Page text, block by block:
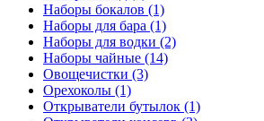
Наборы бокалов (1)
Наборы для бара (1)
Наборы для водки (2)
Наборы чайные (14)
Овощечистки (3)
Орехоколы (1)
Открыватели бутылок (1)